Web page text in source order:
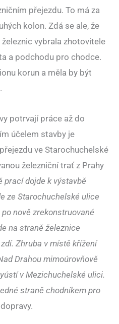
přejezdu. To má za
kolon. Zdá se ale, že
vybrala zhotovitele
a podchodu pro chodce.
korun a měla by být
potrvají práce až do
účelem stavby je
ve Starochuchelské
železniční trať z Prahy
prací dojde k výstavbě
ze Starochuchelské ulice
nově zrekonstruované
na straně železnice
Zhruba v místě křížení
Drahou mimoúrovňově
v Mezichuchelské ulici.
straně chodníkem pro